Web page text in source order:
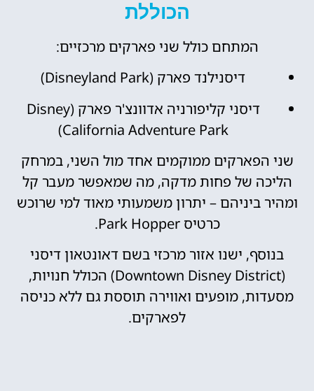
הכוללת
המתחם כולל שני פארקים מרכזיים:
דיסנילנד פארק (Disneyland Park)
דיסני קליפורניה אדוונצ'ר פארק (Disney
California Adventure Park)
שני הפארקים ממוקמים אחד מול השני, במרחק
הליכה של פחות מדקה, מה שמאפשר מעבר קל
ומהיר ביניהם – יתרון משמעותי מאוד למי שרוכש
כרטיס Park Hopper.
בנוסף, ישנו אזור מרכזי בשם דאונטאון דיסני
(Downtown Disney District) הכולל חנויות,
מסעדות, מופעים ואווירה תוססת גם ללא כניסה
לפארקים.